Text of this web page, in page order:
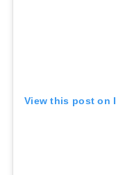
View this post on